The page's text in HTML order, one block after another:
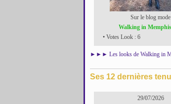
Sur le blog mode
Walking in
• Votes Look : 6
►►► Les looks de Walking in
Ses 12 dernières
29/07/2026